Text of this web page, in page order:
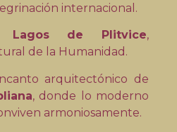
internacional.
Lagos de Plitvice,
de la Humanidad.
arquitectónico de
, donde lo moderno
armoniosamente.